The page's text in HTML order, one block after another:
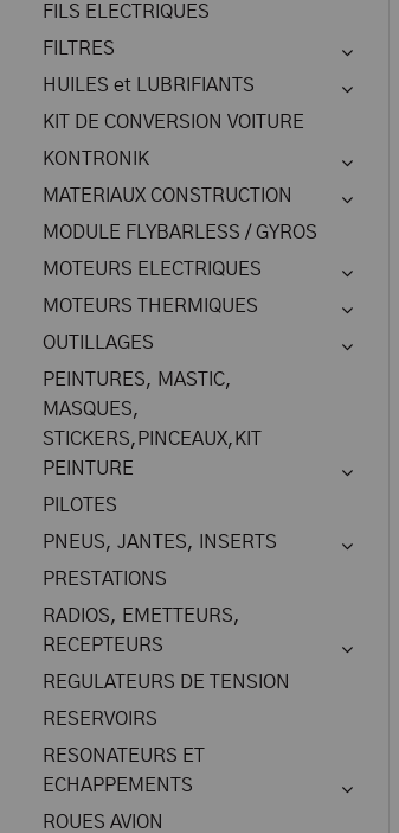
FILS ELECTRIQUES
FILTRES
HUILES et LUBRIFIANTS
KIT DE CONVERSION VOITURE
KONTRONIK
MATERIAUX CONSTRUCTION
MODULE FLYBARLESS / GYROS
MOTEURS ELECTRIQUES
MOTEURS THERMIQUES
OUTILLAGES
PEINTURES, MASTIC,
MASQUES,
STICKERS,PINCEAUX,KIT
PEINTURE
PILOTES
PNEUS, JANTES, INSERTS
PRESTATIONS
RADIOS, EMETTEURS,
RECEPTEURS
REGULATEURS DE TENSION
RESERVOIRS
RESONATEURS ET
ECHAPPEMENTS
ROUES AVION